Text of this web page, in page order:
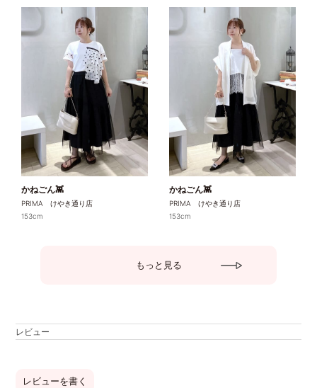
かねごん👾
PRIMA けやき通り店
153cm
かねごん👾
PRIMA けやき通り店
153cm
もっと見る
レビュー
レビューを書く